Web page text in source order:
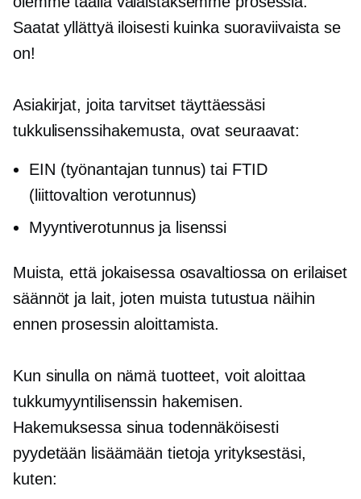
Saatat yllättyä iloisesti kuinka suoraviivaista se
on!
Asiakirjat, joita tarvitset täyttäessäsi
tukkulisenssihakemusta, ovat seuraavat:
EIN (työnantajan tunnus) tai FTID
(liittovaltion verotunnus)
Myyntiverotunnus ja lisenssi
Muista, että jokaisessa osavaltiossa on erilaiset
säännöt ja lait, joten muista tutustua näihin
ennen prosessin aloittamista.
Kun sinulla on nämä tuotteet, voit aloittaa
tukkumyyntilisenssin hakemisen.
Hakemuksessa sinua todennäköisesti
pyydetään lisäämään tietoja yrityksestäsi,
kuten: